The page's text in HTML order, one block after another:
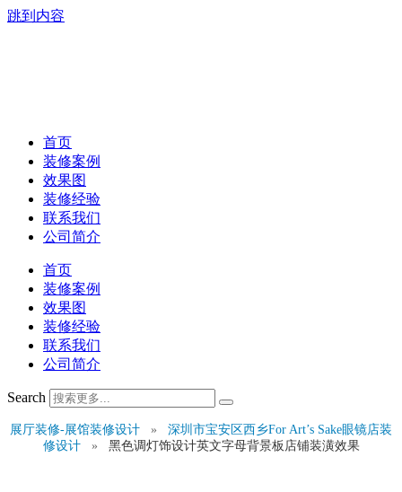
跳到内容
首页
装修案例
效果图
装修经验
联系我们
公司简介
首页
装修案例
效果图
装修经验
联系我们
公司简介
Search
展厅装修-展馆装修设计 »
深圳市宝安区西乡For Art’s Sake眼镜店装
修设计
» 黑色调灯饰设计英文字母背景板店铺装潢效果